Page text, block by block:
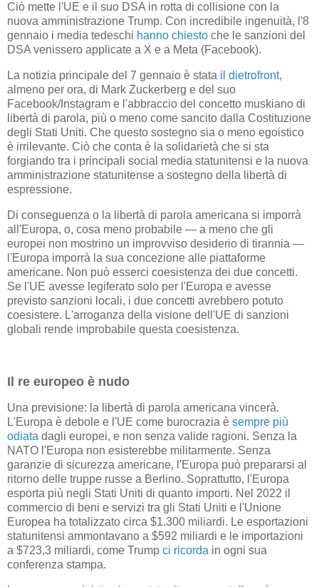
Ciò mette l'UE e il suo DSA in rotta di collisione con la
nuova amministrazione Trump. Con incredibile ingenuità, l'8
gennaio i media tedeschi hanno chiesto che le sanzioni del
DSA venissero applicate a X e a Meta (Facebook).
La notizia principale del 7 gennaio è stata il dietrofront,
almeno per ora, di Mark Zuckerberg e del suo
Facebook/Instagram e l'abbraccio del concetto muskiano di
libertà di parola, più o meno come sancito dalla Costituzione
degli Stati Uniti. Che questo sostegno sia o meno egoistico
è irrilevante. Ciò che conta è la solidarietà che si sta
forgiando tra i principali social media statunitensi e la nuova
amministrazione statunitense a sostegno della libertà di
espressione.
Di conseguenza o la libertà di parola americana si imporrà
all'Europa, o, cosa meno probabile — a meno che gli
europei non mostrino un improvviso desiderio di tirannia —
l'Europa imporrà la sua concezione alle piattaforme
americane. Non può esserci coesistenza dei due concetti.
Se l'UE avesse legiferato solo per l'Europa e avesse
previsto sanzioni locali, i due concetti avrebbero potuto
coesistere. L'arroganza della visione dell'UE di sanzioni
globali rende improbabile questa coesistenza.
Il re europeo è nudo
Una previsione: la libertà di parola americana vincerà.
L'Europa è debole e l'UE come burocrazia è sempre più
odiata dagli europei, e non senza valide ragioni. Senza la
NATO l'Europa non esisterebbe militarmente. Senza
garanzie di sicurezza americane, l'Europa può prepararsi al
ritorno delle truppe russe a Berlino. Soprattutto, l'Europa
esporta più negli Stati Uniti di quanto importi. Nel 2022 il
commercio di beni e servizi tra gli Stati Uniti e l'Unione
Europea ha totalizzato circa $1.300 miliardi. Le esportazioni
statunitensi ammontavano a $592 miliardi e le importazioni
a $723,3 miliardi, come Trump ci ricorda in ogni sua
conferenza stampa.